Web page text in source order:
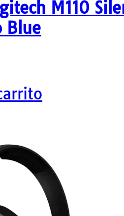
M110
Blue